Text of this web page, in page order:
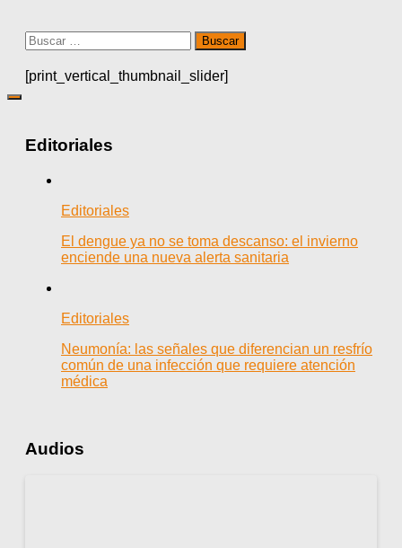
Buscar:
[print_vertical_thumbnail_slider]
Editoriales
Editoriales
El dengue ya no se toma descanso: el invierno
enciende una nueva alerta sanitaria
Editoriales
Neumonía: las señales que diferencian un resfrío
común de una infección que requiere atención
médica
Audios